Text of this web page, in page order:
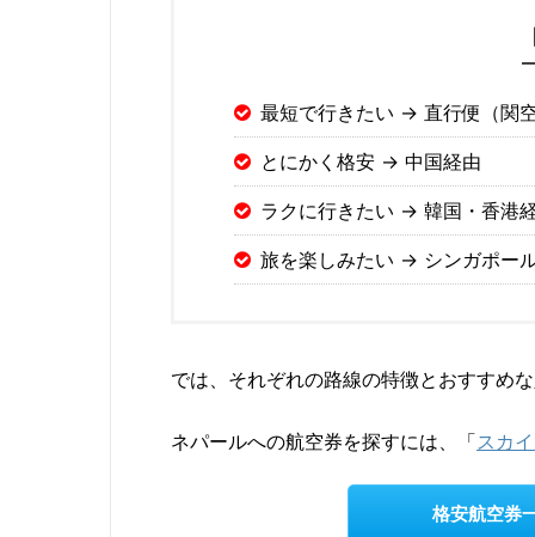
最短で行きたい → 直行便（関
とにかく格安 → 中国経由
ラクに行きたい → 韓国・香港
旅を楽しみたい → シンガポー
では、それぞれの路線の特徴とおすすめ
ネパールへの航空券を探すには、「スカ
格安航空券